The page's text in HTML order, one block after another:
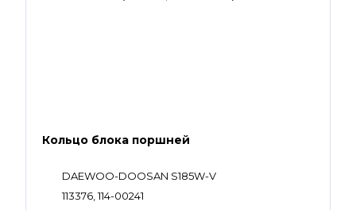
Кольцо блока поршней
DAEWOO-DOOSAN S185W-V
113376, 114-00241